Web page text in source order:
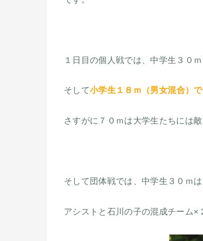
１日目の個人戦では、中学生３０
そして小学生１８ｍ（男女混合）
さすがに７０ｍは大学生たちには
そして団体戦では、中学生３０ｍは
アシストと石川の子の混成チーム